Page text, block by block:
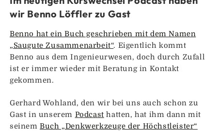
wir Benno Löffler zu Gast
Benno hat ein Buch geschrieben mit dem Namen
„Saugute Zusammenarbeit“. Eigentlich kommt
Benno aus dem Ingenieurwesen, doch durch Zufall
ist er immer wieder mit Beratung in Kontakt
gekommen.
Gerhard Wohland, den wir bei uns auch schon zu
Gast in unserem Podcast hatten, hat ihm dann mit
seinemBuch „Denkwerkzeuge der Höchstleister“